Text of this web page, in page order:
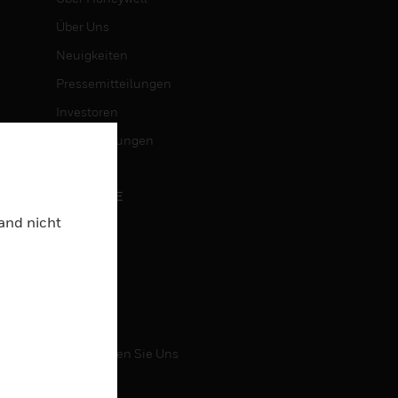
Über Uns
Neuigkeiten
Pressemitteilungen
Investoren
Veranstaltungen
KARRIERE
Karriere
Kontaktieren Sie Uns
nicht